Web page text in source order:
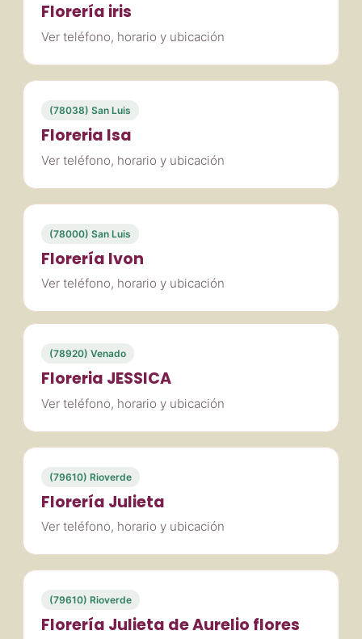
Florería iris
Ver teléfono, horario y ubicación
(78038) San Luis
Floreria Isa
Ver teléfono, horario y ubicación
(78000) San Luis
Florería Ivon
Ver teléfono, horario y ubicación
(78920) Venado
Floreria JESSICA
Ver teléfono, horario y ubicación
(79610) Rioverde
Florería Julieta
Ver teléfono, horario y ubicación
(79610) Rioverde
Florería Julieta de Aurelio flores